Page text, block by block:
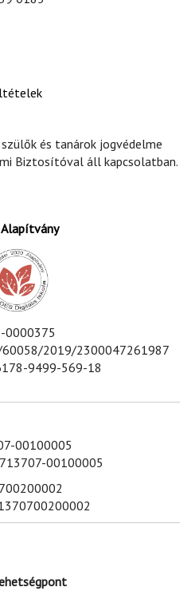
és tanárok jogvédelme
Biztosítóval áll kapcsolatban.
0000375
2019/2300047261987
9499-569-18
00100005
00100005